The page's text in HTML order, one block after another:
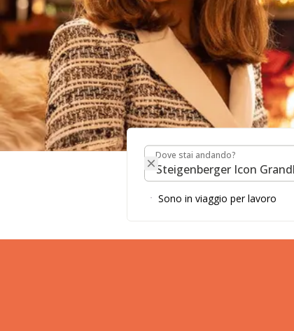
Stagione
Dove stai andando?
Dove stai andando?
Sono in viaggio per lavoro